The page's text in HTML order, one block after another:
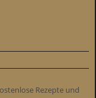
Rezepte und